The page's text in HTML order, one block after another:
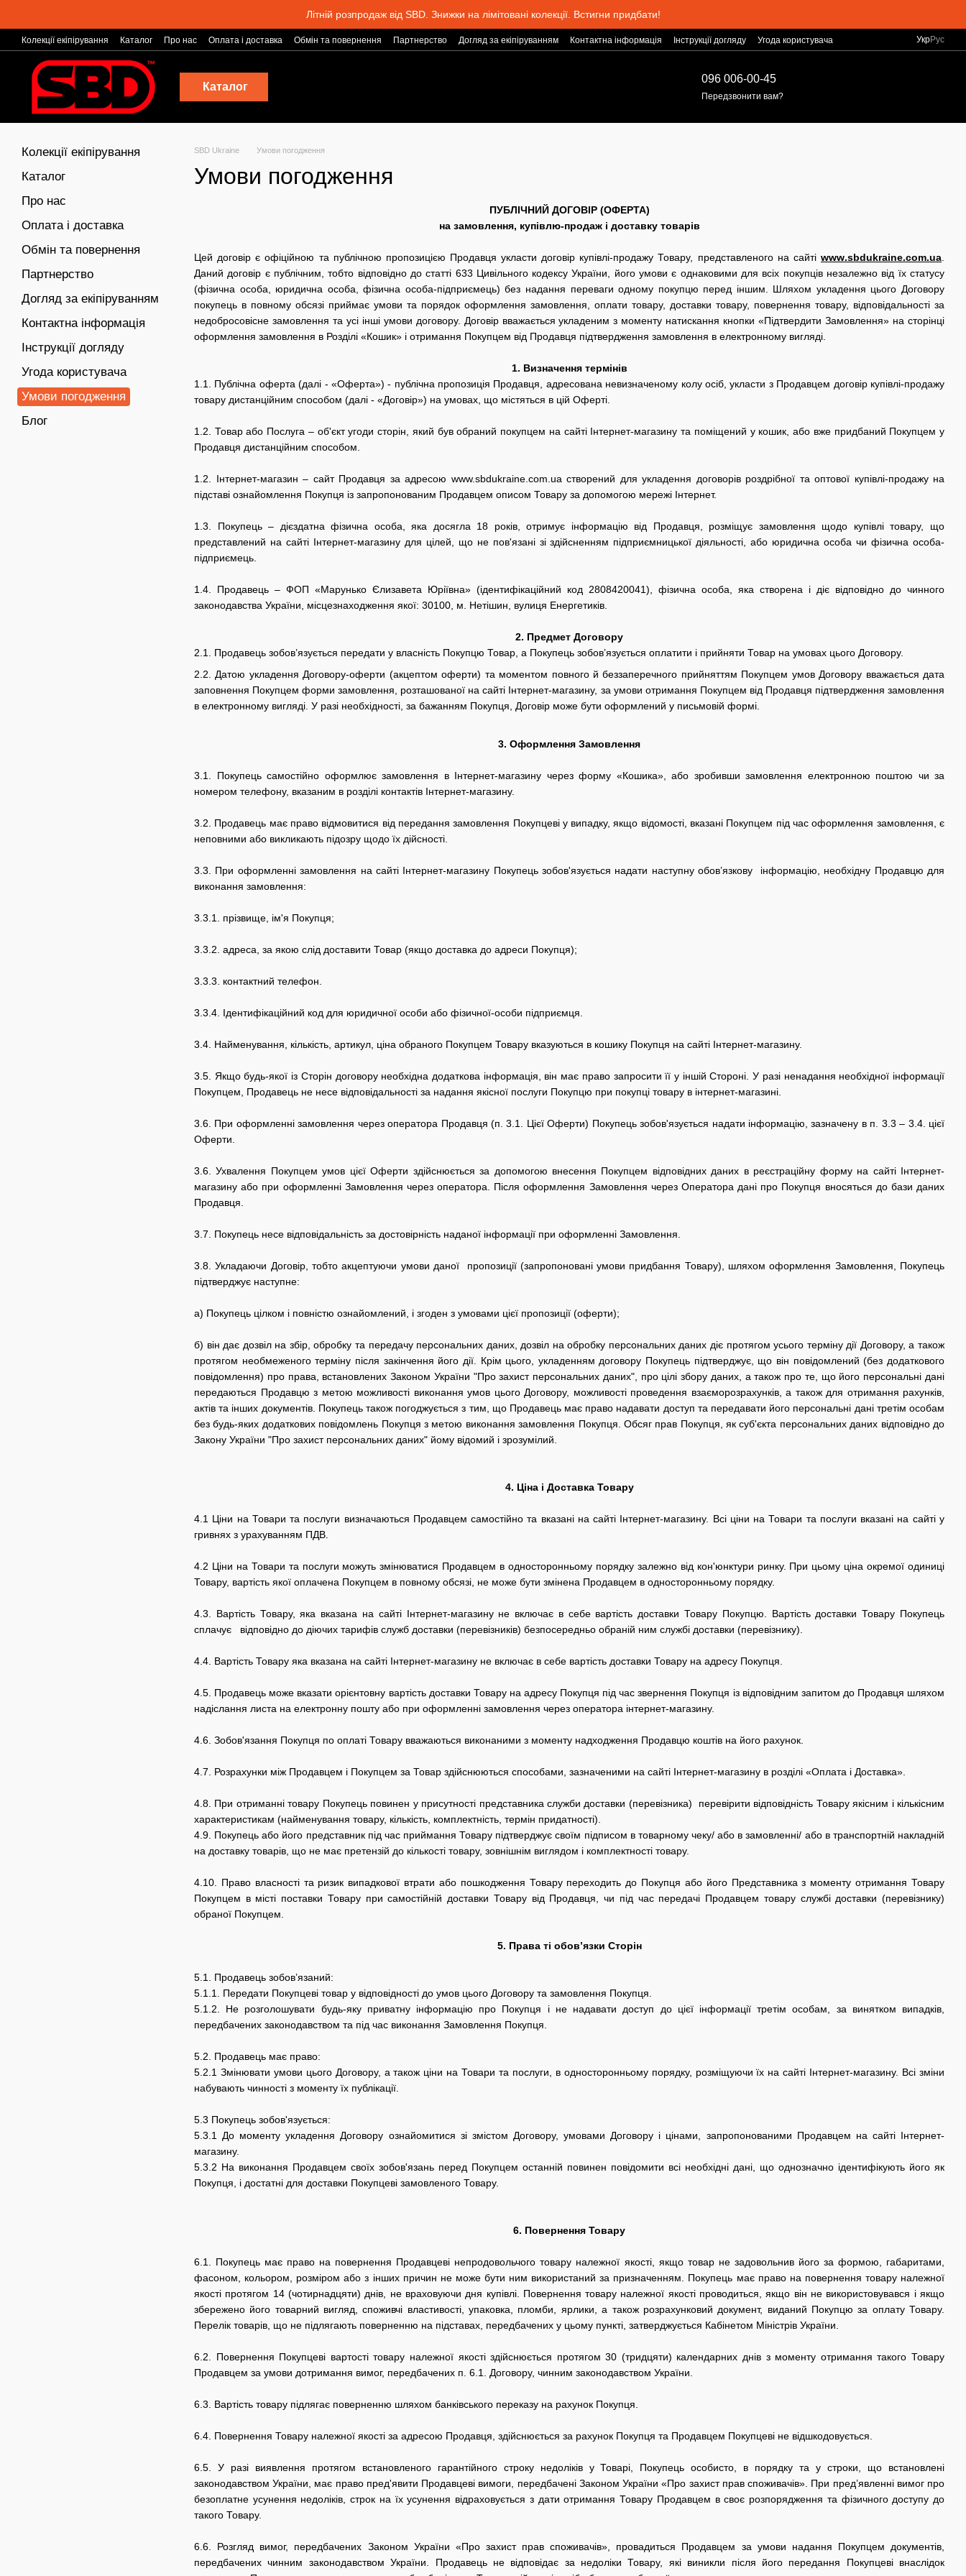
Літній розпродаж від SBD. Знижки на лімітовані колекції. Встигни придбати!
Колекції екіпірування Каталог Про нас Оплата і доставка Обмін та повернення Партнерство Догляд за екіпіруванням Контактна інформація Інструкції догляду
Угода користувача
Умови погодження
Блог
УкрРус
Каталог
096 006-00-45
Передзвонити вам?
SBD Ukraine Умови погодження
Умови погодження
ПУБЛІЧНИЙ ДОГОВІР (ОФЕРТА)
на замовлення, купівлю-продаж і доставку товарів
Цей договір є офіційною та публічною пропозицією Продавця укласти договір купівлі-продажу Товару, представленого на сайті www.sbdukraine.com.ua
Даний договір є публічним, тобто відповідно до статті 633 Цивільного кодексу України, його умови є однаковими для всіх покупців незалежно від їх статусу
(фізична особа, юридична особа, фізична особа-підприємець) без надання переваги одному покупцю перед іншим. Шляхом укладення цього Договору
покупець в повному обсязі приймає умови та порядок оформлення замовлення, оплати товару, доставки товару, повернення товару, відповідальності за
недобросовісне замовлення та усі інші умови договору. Договір вважається укладеним з моменту натискання кнопки «Підтвердити Замовлення» на сторінці
оформлення замовлення в Розділі «Кошик» і отримання Покупцем від Продавця підтвердження замовлення в електронному вигляді.
1. Визначення термінів
1.1.
Публічна оферта (далі - «Оферта») - публічна пропозиція Продавця, адресована невизначеному колу осіб, укласти з Продавцем договір купівлі-продажу
товару дистанційним способом (далі - «Договір») на умовах, що містяться в цій Оферті.
1.2. Товар або Послуга – об'єкт угоди сторін, який був обраний покупцем на сайті Інтернет-магазину та поміщений у кошик, або вже придбаний Покупцем у
Продавця дистанційним способом.
1.2. Інтернет-магазин – сайт Продавця за адресою www.sbdukraine. com ua створений для укладення договорів роздрібної та оптової купівлі-продажу на
підставі ознайомлення Покупця із запропонованим Продавцем описом Товару за допомогою мережі Інтернет.
1.3. Покупець – дієздатна фізична особа, яка досягла 18 років, отримує інформацію від Продавця, розміщує замовлення щодо купівлі товару, що
представлений на сайті Інтернет-магазину для цілей, що не пов'язані зі здійсненням підприємницької діяльності, або юридична особа чи фізична особа-
підприємець.
1.4. Продавець – ФОП «Марунько Єлизавета Юріївна» (ідентифікаційний код 2808420041), фізична особа, яка створена і діє відповідно до чинного
законодавства України, місцезнаходження якої: 30100, м. Нетішин, вулиця Енергетиків.
2. Предмет Договору
2.1. Продавець зобов’язується передати у власність Покупцю Товар, а Покупець зобов’язується оплатити і прийняти Товар на умовах цього Договору.
2.2. Датою укладення Договору-оферти (акцептом оферти) та моментом повного й беззаперечного прийняттям Покупцем умов Договору вважається дата
заповнення Покупцем форми замовлення, розташованої на сайті Інтернет-магазину, за умови отримання Покупцем від Продавця підтвердження замовлення
в електронному вигляді. У разі необхідності, за бажанням Покупця, Договір може бути оформлений у письмовій формі.
3. Оформлення Замовлення
3.1. Покупець самостійно оформлює замовлення в Інтернет-магазину через форму «Кошика», або зробивши замовлення електронною поштою чи за
номером телефону, вказаним в розділі контактів Інтернет-магазину.
3.2. Продавець має право відмовитися від передання замовлення Покупцеві у випадку, якщо відомості, вказані Покупцем під час оформлення замовлення, є
неповними або викликають підозру щодо їх дійсності.
3.3. При оформленні замовлення на сайті Інтернет-магазину Покупець зобов'язується надати наступну обов’язкову інформацію, необхідну Продавцю для
виконання замовлення:
3.3.1. прізвище, ім'я Покупця;
3.3.2. адреса, за якою слід доставити Товар (якщо доставка до адреси Покупця);
3.3.3. контактний телефон.
3.3.4. Ідентифікаційний код для юридичної особи або фізичної-особи підприємця.
3.4. Найменування, кількість, артикул, ціна обраного Покупцем Товару вказуються в кошику Покупця на сайті Інтернет-магазину.
3.5. Якщо будь-якої із Сторін договору необхідна додаткова інформація, він має право запросити її у іншій Стороні. У разі ненадання необхідної інформації
Покупцем, Продавець не несе відповідальності за надання якісної послуги Покупцю при покупці товару в інтернет-магазині.
3.6. При оформленні замовлення через оператора Продавця (п. 3.1. Цієї Оферти) Покупець зобов'язується надати інформацію, зазначену в п. 3.3 – 3.4. цієї
Оферти.
3.6. Ухвалення Покупцем умов цієї Оферти здійснюється за допомогою внесення Покупцем відповідних даних в реєстраційну форму на сайті Інтернет-
магазину або при оформленні Замовлення через оператора.
Після оформлення Замовлення через Оператора дані про Покупця вносяться до бази даних
Продавця.
3.7. Покупець несе відповідальність за достовірність наданої інформації при оформленні Замовлення.
3.8. Укладаючи Договір, тобто акцептуючи умови даної пропозиції (запропоновані умови придбання Товару), шляхом оформлення Замовлення, Покупець
підтверджує наступне:
а) Покупець цілком і повністю ознайомлений, і згоден з умовами цієї пропозиції (оферти);
б) він дає дозвіл на збір, обробку та передачу персональних даних, дозвіл на обробку персональних даних діє протягом усього терміну дії Договору, а також
протягом необмеженого терміну після закінчення його дії.
Крім цього, укладенням договору Покупець підтверджує, що він повідомлений (без додаткового
повідомлення) про права, встановлених Законом України "Про захист персональних даних", про цілі збору даних, а також про те, що його персональні дані
передаються Продавцю з метою можливості виконання умов цього Договору, можливості проведення взаєморозрахунків, а також для отримання рахунків,
актів та інших документів. Покупець також погоджується з тим, що Продавець має право надавати доступ та передавати його персональні дані третім особам
без будь-яких додаткових повідомлень Покупця з метою виконання замовлення Покупця. Обсяг прав Покупця, як суб'єкта персональних даних відповідно до
Закону України "Про захист персональних даних" йому відомий і зрозумілий.
4. Ціна і Доставка Товару
4.1 Ціни на Товари та послуги визначаються Продавцем самостійно та вказані на сайті Інтернет-магазину. Всі ціни на Товари та послуги вказані на сайті у
гривнях з урахуванням ПДВ.
4.2 Ціни на Товари та послуги можуть змінюватися Продавцем в односторонньому порядку залежно від кон'юнктури ринку. При цьому ціна окремої одиниці
Товару, вартість якої оплачена Покупцем в повному обсязі, не може бути змінена Продавцем в односторонньому порядку.
4.3. Вартість Товару, яка вказана на сайті Інтернет-магазину не включає в себе вартість доставки Товару Покупцю. Вартість доставки Товару Покупець
сплачує відповідно до діючих тарифів служб доставки (перевізників) безпосередньо обраній ним службі доставки (перевізнику).
4.4. Вартість Товару яка вказана на сайті Інтернет-магазину не включає в себе вартість доставки Товару на адресу Покупця.
4.5. Продавець може вказати орієнтовну вартість доставки Товару на адресу Покупця під час звернення Покупця із відповідним запитом до Продавця шляхом
надіслання листа на електронну пошту або при оформленні замовлення через оператора інтернет-магазину.
4.6. Зобов'язання Покупця по оплаті Товару вважаються виконаними з моменту надходження Продавцю коштів на його рахунок.
4.7. Розрахунки між Продавцем і Покупцем за Товар здійснюються способами, зазначеними на сайті Інтернет-магазину в розділі «Оплата і Доставка».
4.8. При отриманні товару Покупець повинен у присутності представника служби доставки (перевізника) перевірити відповідність Товару якісним і кількісним
характеристикам (найменування товару, кількість, комплектність, термін придатності).
4.9. Покупець або його представник під час приймання Товару підтверджує своїм підписом в товарному чеку/ або в замовленні/ або в транспортній накладній
на доставку товарів, що не має претензій до кількості товару, зовнішнім виглядом і комплектності товару.
4.10. Право власності та ризик випадкової втрати або пошкодження Товару переходить до Покупця або його Представника з моменту отримання Товару
Покупцем в місті поставки Товару при самостійній доставки Товару від Продавця, чи під час передачі Продавцем товару службі доставки (перевізнику)
обраної Покупцем.
5. Права ті обов’язки Сторін
5.1. Продавець зобов’язаний:
5.1.1. Передати Покупцеві товар у відповідності до умов цього Договору та замовлення Покупця.
5.1.2. Не розголошувати будь-яку приватну інформацію про Покупця і не надавати доступ до цієї інформації третім особам, за винятком випадків,
передбачених законодавством та під час виконання Замовлення Покупця.
5.2. Продавець має право:
5.2.1 Змінювати умови цього Договору, а також ціни на Товари та послуги, в односторонньому порядку, розміщуючи їх на сайті Інтернет-магазину. Всі зміни
набувають чинності з моменту їх публікації.
5.3 Покупець зобов'язується:
5.3.1 До моменту укладення Договору ознайомитися зі змістом Договору, умовами Договору і цінами, запропонованими Продавцем на сайті Інтернет-
магазину.
5.3.2 На виконання Продавцем своїх зобов'язань перед Покупцем останній повинен повідомити всі необхідні дані, що однозначно ідентифікують його як
Покупця, і достатні для доставки Покупцеві замовленого Товару.
6. Повернення Товару
6.1. Покупець має право на повернення Продавцеві непродовольчого товару належної якості, якщо товар не задовольнив його за формою, габаритами,
фасоном, кольором, розміром або з інших причин не може бути ним використаний за призначенням. Покупець має право на повернення товару належної
якості протягом 14 (чотирнадцяти) днів, не враховуючи дня купівлі. Повернення товару належної якості проводиться, якщо він не використовувався і якщо
збережено його товарний вигляд, споживчі властивості, упаковка, пломби, ярлики, а також розрахунковий документ, виданий Покупцю за оплату Товару.
Перелік товарів, що не підлягають поверненню на підставах, передбачених у цьому пункті, затверджується Кабінетом Міністрів України.
6.2. Повернення Покупцеві вартості товару належної якості здійснюється протягом 30 (тридцяти) календарних днів з моменту отримання такого Товару
Продавцем за умови дотримання вимог, передбачених п. 6.1. Договору, чинним законодавством України.
6.3. Вартість товару підлягає поверненню шляхом банківського переказу на рахунок Покупця.
6.4. Повернення Товару належної якості за адресою Продавця, здійснюється за рахунок Покупця та Продавцем Покупцеві не відшкодовується.
6.5. У разі виявлення протягом встановленого гарантійного строку недоліків у Товарі, Покупець особисто, в порядку та у строки, що встановлені
законодавством України, має право пред'явити Продавцеві вимоги, передбачені Законом України «Про захист прав споживачів». При пред’явленні вимог про
безоплатне усунення недоліків, строк на їх усунення відраховується з дати отримання Товару Продавцем в своє розпорядження та фізичного доступу до
такого Товару.
6.6. Розгляд вимог, передбачених Законом України «Про захист прав споживачів», провадиться Продавцем за умови надання Покупцем документів,
передбачених чинним законодавством України. Продавець не відповідає за недоліки Товару, які виникли після його передання Покупцеві внаслідок
Колекції екіпірування
Каталог
Про нас
Оплата і доставка
Обмін та повернення
Партнерство
Догляд за екіпіруванням
Контактна інформація
Інструкції догляду
Угода користувача
Умови погодження
Блог